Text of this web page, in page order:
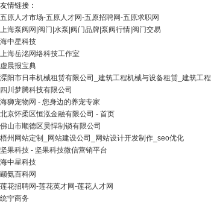
友情链接：
五原人才市场-五原人才网-五原招聘网-五原求职网
上海泵阀网|阀门|水泵|阀门品牌|泵阀行情|阀门交易
海中星科技
上海岳洺网络科技工作室
虚晨报宝典
溧阳市日丰机械租赁有限公司_建筑工程机械与设备租赁_建筑工程
四川梦腾科技有限公司
海狮宠物网 - 您身边的养宠专家
北京怀柔区恒泓金融有限公司 - 首页
佛山市顺德区昊悍制锁有限公司
梧州网站定制_网站建设公司_网站设计开发制作_seo优化
坚果科技 - 坚果科技微信营销平台
海中星科技
颛氨百科网
莲花招聘网-莲花英才网-莲花人才网
统宁商务